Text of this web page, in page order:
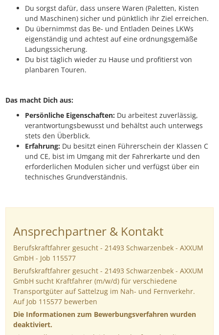
Du sorgst dafür, dass unsere Waren (Paletten, Kisten
und Maschinen) sicher und pünktlich ihr Ziel erreichen.
Du übernimmst das Be- und Entladen Deines LKWs
eigenständig und achtest auf eine ordnungsgemäße
Ladungssicherung.
Du bist täglich wieder zu Hause und profitierst von
planbaren Touren.
Das macht Dich aus:
Persönliche Eigenschaften: Du arbeitest zuverlässig,
verantwortungsbewusst und behältst auch unterwegs
stets den Überblick.
Erfahrung: Du besitzt einen Führerschein der Klassen C
und CE, bist im Umgang mit der Fahrerkarte und den
erforderlichen Modulen sicher und verfügst über ein
technisches Grundverständnis.
Ansprechpartner & Kontakt
Berufskraftfahrer gesucht - 21493 Schwarzenbek - AXXUM
GmbH - Job 115577
Berufskraftfahrer gesucht - 21493 Schwarzenbek - AXXUM
GmbH sucht Kraftfahrer (m/w/d) für verschiedene
Transportgüter auf Sattelzug im Nah- und Fernverkehr.
Auf Job 115577 bewerben
Die Informationen zum Bewerbungsverfahren wurden
deaktiviert.